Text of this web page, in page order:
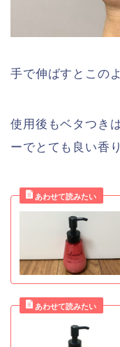
手で伸ばすとこの
使用後もベタつき
ーでとても良い香